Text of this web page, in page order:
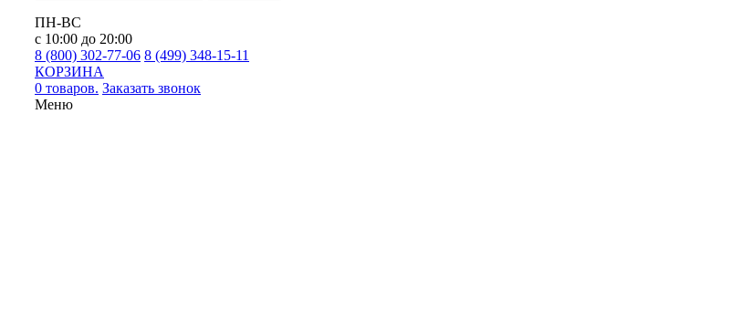
ПН-ВС
с 10:00 до 20:00
8 (800) 302-77-06 8 (499) 348-15-11
КОРЗИНА
0 товаров. Заказать звонок
Меню